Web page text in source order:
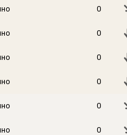
0
0
0
0
0
0